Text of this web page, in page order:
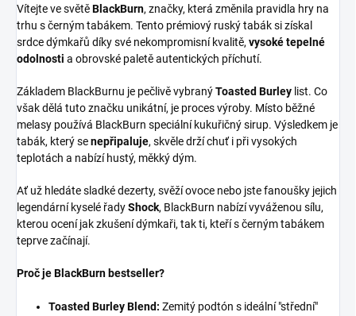
Vítejte ve světěBlackBurn, značky, která změnila pravidla hry na
trhu s černým tabákem. Tento prémiový ruský tabák si získal
srdce dýmkařů díky své nekompromisní kvalitě, vysoké tepelné
odolnosti a obrovské paletě autentických příchutí.
Základem BlackBurnu je pečlivě vybranýToasted Burley list. Co
však dělá tuto značku unikátní, je proces výroby. Místo běžné
melasy používá BlackBurn speciální kukuřičný sirup. Výsledkem je
tabák, který senepřipaluje, skvěle drží chuť i při vysokých
teplotách a nabízí hustý, měkký dým.
Ať už hledáte sladké dezerty, svěží ovoce nebo jste fanoušky jejich
legendární kyselé řadyShock, BlackBurn nabízí vyváženou sílu,
kterou ocení jak zkušení dýmkaři, tak ti, kteří s černým tabákem
teprve začínají.
Proč je BlackBurn bestseller?
Toasted Burley Blend: Zemitý podtón s ideální "střední"